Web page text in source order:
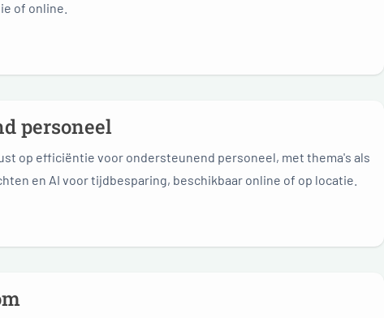
of online.
personeel
op efficiëntie voor ondersteunend personeel, met thema's als
en AI voor tijdbesparing, beschikbaar online of op locatie.